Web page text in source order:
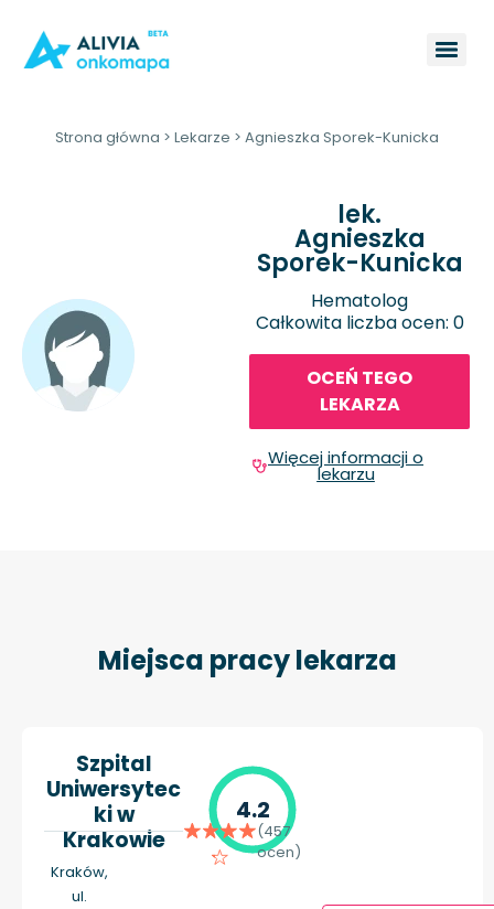
Strona główna > Lekarze > Agnieszka Sporek-Kunicka
lek.
Agnieszka
Sporek-Kunicka
Hematolog
Całkowita liczba ocen: 0
OCEŃ TEGO
LEKARZA
Więcej informacji o
lekarzu
Miejsca pracy lekarza
Szpital
Uniwersytec
ki w
Krakowie
Kraków,
ul.
4.2
(457
ocen)